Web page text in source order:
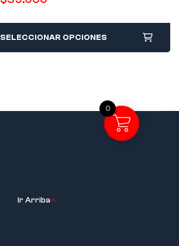
SELECCIONAR OPCIONES
Ir Arriba
0